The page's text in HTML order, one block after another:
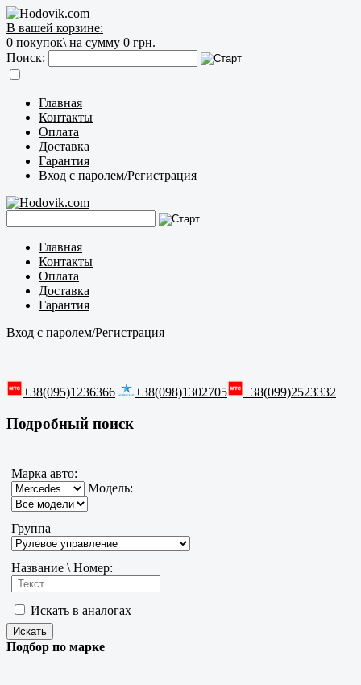
В вашей корзине:
0 покупок\ на сумму 0 грн.
Поиск:
Главная
Контакты
Оплата
Доставка
Гарантия
Вход с паролем/Регистрация
Главная
Контакты
Оплата
Доставка
Гарантия
Вход с паролем/Регистрация
+38(095)1236366 +38(098)1302705 +38(099)2523332
Подробный поиск
Марка авто:
Модель:
Группа
Название \ Номер:
Искать в аналогах
Подбор по марке